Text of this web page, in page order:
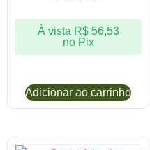
À vista R$56,53
no Pix
Adicionar ao carrinho